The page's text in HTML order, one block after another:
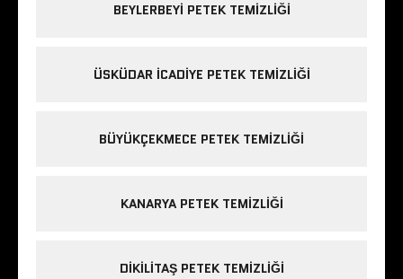
BEYLERBEYI PETEK TEMIZLIĞI
ÜSKÜDAR ICADIYE PETEK TEMIZLIĞI
BÜYÜKÇEKMECE PETEK TEMIZLIĞI
KANARYA PETEK TEMIZLIĞI
DIKILITAŞ PETEK TEMIZLIĞI